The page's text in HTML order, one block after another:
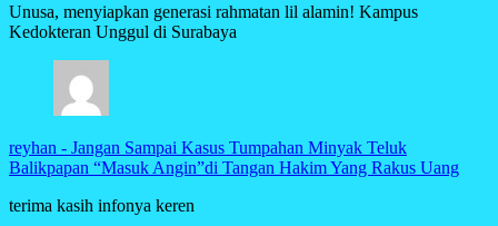
Unusa, menyiapkan generasi rahmatan lil alamin! Kampus
Kedokteran Unggul di Surabaya
reyhan - Jangan Sampai Kasus Tumpahan Minyak Teluk
Balikpapan “Masuk Angin”di Tangan Hakim Yang Rakus Uang
terima kasih infonya keren